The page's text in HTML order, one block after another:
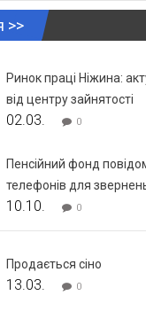
>>
Ринок праці Ніжина:
від центру зайнятості
02.03. 0
Пенсійний фонд
телефонів для
10.10. 0
Продається сіно
13.03. 0